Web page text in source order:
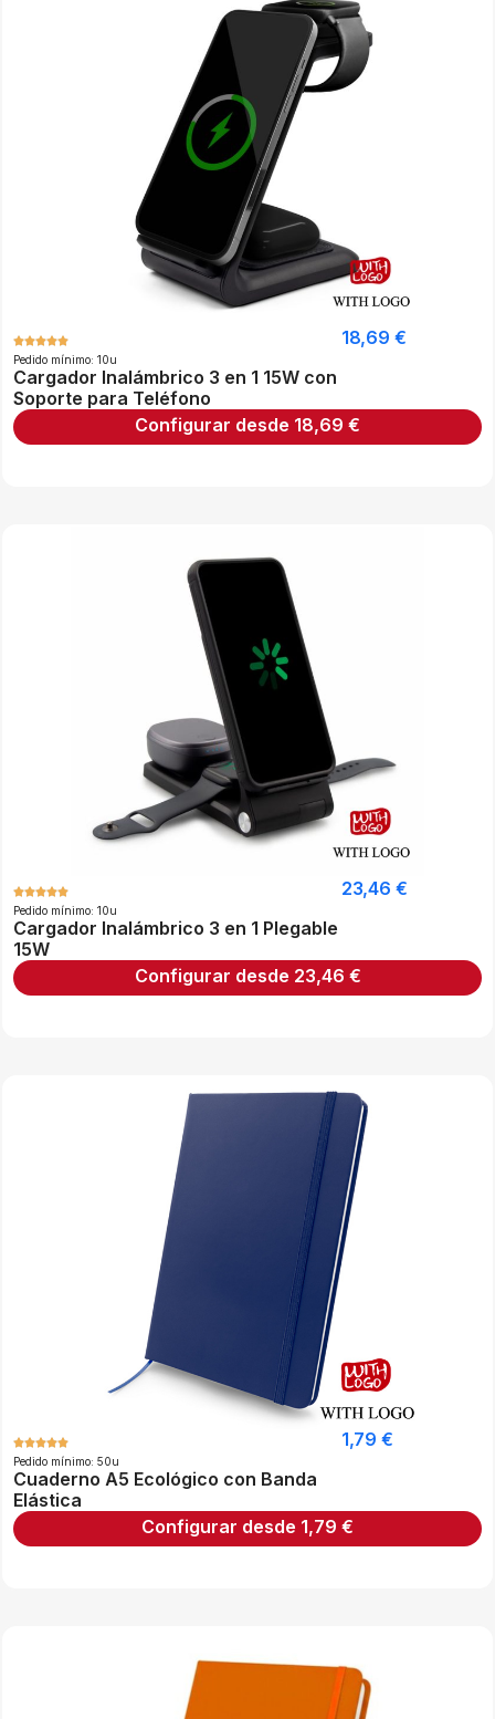
Pedido mínimo: 10u
Cargador Inalámbrico 3 en 1 15W con
Soporte para Teléfono
18,69 €
Configurar desde 18,69 €
Pedido mínimo: 10u
Cargador Inalámbrico 3 en 1 Plegable
15W
23,46 €
Configurar desde 23,46 €
Pedido mínimo: 50u
Cuaderno A5 Ecológico con Banda
Elástica
1,79 €
Configurar desde 1,79 €